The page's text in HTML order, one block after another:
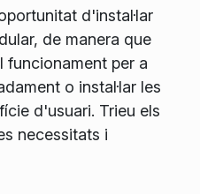
d'instal·lar
de manera que
funcionament per a
o instal·lar les
d'usuari. Trieu els
necessitats i